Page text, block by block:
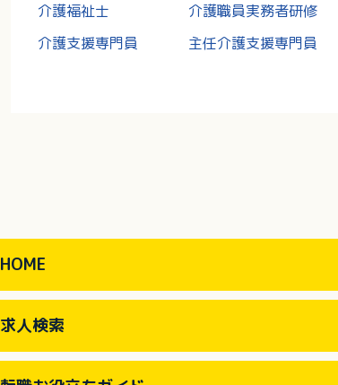
介護福祉士 介護職員実務者研修
介護支援専門員
主任介護支援専門員
HOME
求人検索